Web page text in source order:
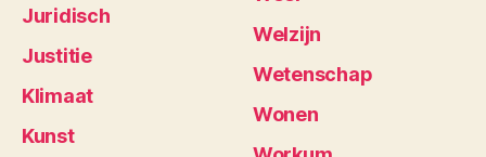
Juridisch
Justitie
Klimaat
Kunst
Welzijn
Wetenschap
Wonen